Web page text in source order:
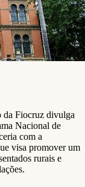
da Fiocruz divulga
Nacional de
com a
visa promover um
rurais e